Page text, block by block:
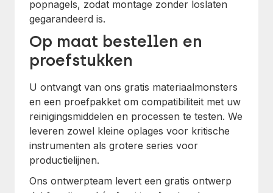
popnagels, zodat montage zonder loslaten
gegarandeerd is.
Op maat bestellen en
proefstukken
U ontvangt van ons gratis materiaalmonsters
en een proefpakket om compatibiliteit met uw
reinigingsmiddelen en processen te testen. We
leveren zowel kleine oplages voor kritische
instrumenten als grotere series voor
productielijnen.
Ons ontwerpteam levert een gratis ontwerp